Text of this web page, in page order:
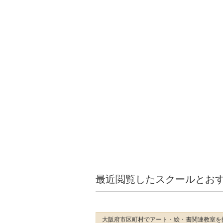
最近閲覧したスクールとお
大阪府市区町村でアート・絵・書関連教室を